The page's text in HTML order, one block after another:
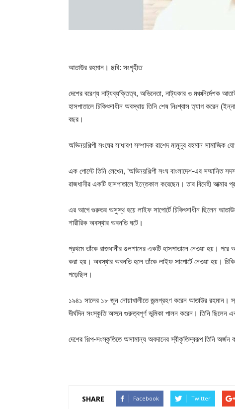
আতাউর রহমান। ছবি: সংগৃহীত
দেশের বরেণ্য নাট্যব্যক্তিত্ব, অভিনেতা, নাট্যকার ও মঞ্চনির্দেশক
হাসপাতালে চিকিৎসাধীন অবস্থায় তিনি শেষ নিঃশ্বাস ত্যাগ করেন
বছর।
অভিনয়শিল্পী সংঘের সাধারণ সম্পাদক রাশেদ মামুনুর রহমান সামাজিক
এক পোস্টে তিনি লেখেন, ‘অভিনয়শিল্পী সংঘ বাংলাদেশ-এর সম্মানিত
রাজধানীর একটি হাসপাতালে ইন্তেকাল করেছেন। তার বিদেহী আত্মার
এর আগে গুরুতর অসুস্থ হয়ে লাইফ সাপোর্টে চিকিৎসাধীন ছিলেন
শারীরিক অবস্থার অবনতি ঘটে।
প্রথমে তাঁকে রাজধানীর গুলশানের একটি হাসপাতালে নেওয়া হয়।
করা হয়। অবস্থার অবনতি হলে তাঁকে লাইফ সাপোর্টে নেওয়া হয়।
পড়েছিল।
১৯৪১ সালের ১৮ জুন নোয়াখালীতে জন্মগ্রহণ করেন আতাউর রহমান।
দীর্ঘদিন সংস্কৃতি অঙ্গনে গুরুত্বপূর্ণ ভূমিকা পালন করেন। তিনি ছিলেন
দেশের শিল্প-সংস্কৃতিতে অসামান্য অবদানের স্বীকৃতিস্বরূপ তিনি
SHARE Facebook Twitter